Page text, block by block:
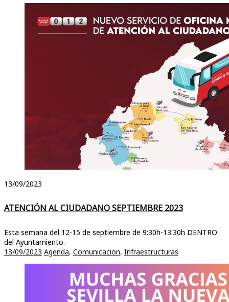
13/09/2023
ATENCIÓN AL CIUDADANO SEPTIEMBRE 2023
Esta semana del 12-15 de septiembre de 9:30h-13:30h DENTRO
del Ayuntamiento.
13/09/2023 Agenda, Comunicacion, Infraestructuras